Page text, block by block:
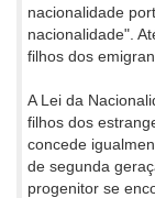
nacionalidade
nacionalidade".
filhos dos
A Lei da
filhos dos
concede
de segunda
progenitor se